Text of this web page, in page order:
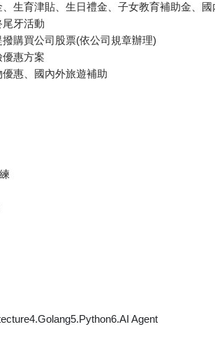
生育津貼、生日禮金、子女教育補助金、國
牙活動
購買公司股票(依公司規章辦理)
惠方案
惠、國內外旅遊補助
Agent